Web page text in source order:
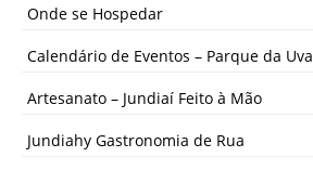
Onde se Hospedar
Calendário de Eventos – Parque da Uva
Artesanato – Jundiaí Feito à Mão
Jundiahy Gastronomia de Rua